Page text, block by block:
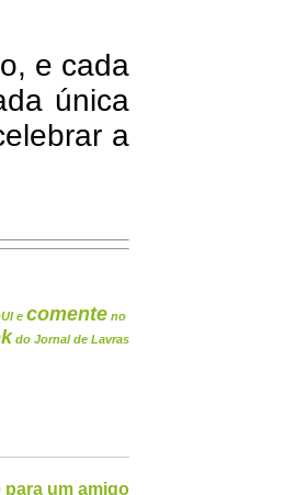
e cada
única
a
e comente no
do Jornal de Lavras
para um amigo